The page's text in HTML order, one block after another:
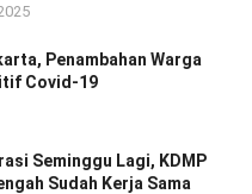
Penambahan Warga
Covid-19
Seminggu Lagi, KDMP
Sudah Kerja Sama